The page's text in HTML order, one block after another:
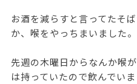
お酒を減らすと言ってたそ
か、喉をやっちまいました。
先週の木曜日からなんか喉
は持っていたので飲んでいま